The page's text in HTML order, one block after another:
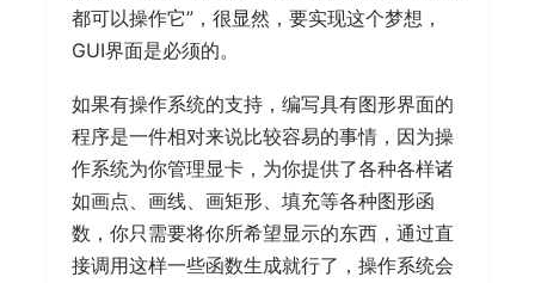
都可以操作它”，很显然，要实现这个梦想，
GUI界面是必须的。
如果有操作系统的支持，编写具有图形界面的
程序是一件相对来说比较容易的事情，因为操
作系统为你管理显卡，为你提供了各种各样诸
如画点、画线、画矩形、填充等各种图形函
数，你只需要将你所希望显示的东西，通过直
接调用这样一些函数生成就行了，操作系统会